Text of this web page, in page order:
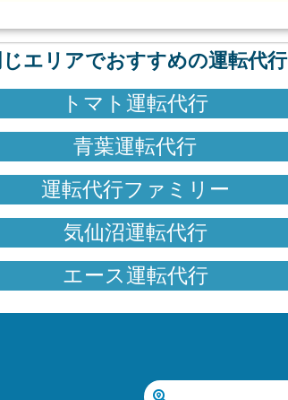
じエリアでおすすめの運転代行
トマト運転代行
青葉運転代行
運転代行ファミリー
気仙沼運転代行
エース運転代行